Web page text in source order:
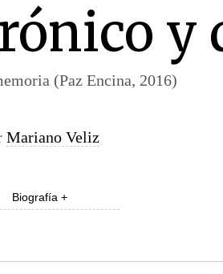
(Paz Encina, 2016)
Mariano Veliz
Biografía +